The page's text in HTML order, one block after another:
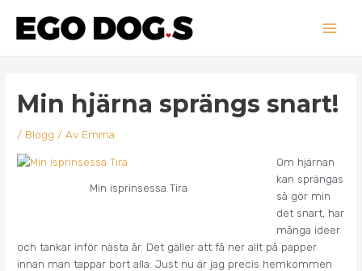
innehåll
Min hjärna sprängs snart!
/ Blogg / Av Emma
Min isprinsessa Tira
Om hjärnan
kan sprängas
så gör min
det snart, har
många ideer
och tankar inför nästa år. Det gäller att få ner allt på papper
innan man tappar bort alla. Just nu är jag precis hemkommen